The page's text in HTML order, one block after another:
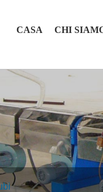
CASA CHI